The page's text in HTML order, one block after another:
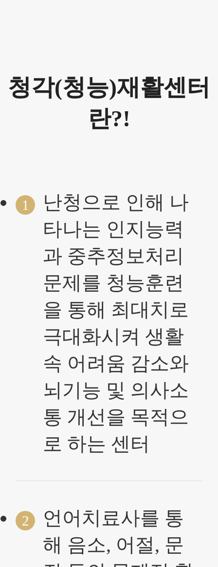
청각(청능)재활센터
란?!
1
난청으로 인해 나
타나는 인지능력
과 중추정보처리
문제를 청능훈련
을 통해 최대치로
극대화시켜 생활
속 어려움 감소와
뇌기능 및 의사소
통 개선을 목적으
로 하는 센터
2
언어치료사를 통
해 음소, 어절, 문